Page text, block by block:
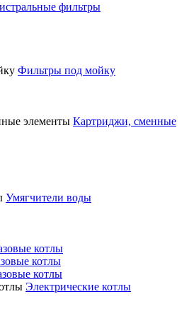
фильтры
Фильтры под мойку
Картриджи, сменные
Умягчители воды
котлы
котлы
котлы
Электрические котлы